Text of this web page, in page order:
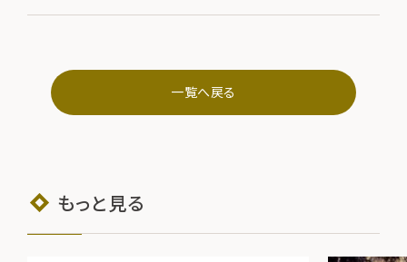
一覧へ戻る
もっと見る